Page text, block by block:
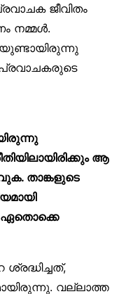
ജീവിതം
നമ്മൾ.
ആ
താങ്കളുടെ
ഏതൊക്കെ
വല്ലാത്ത